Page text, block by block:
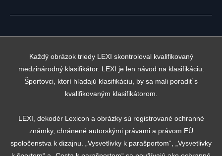
Každý obrázok triedy LEXI skontroloval kvalifikovaný
medzinárodný klasifikátor. LEXI je len návod na klasifikáciu.
Športovci, ktorí hľadajú klasifikáciu, by sa mali poradiť s
kvalifikovaným klasifikátorom.
LEXI, dekodér Lexicon a obrázky sú registrované ochranné
známky, chránené autorskými právami a právom EÚ
spoločenstva k dizajnu. „Vysvetlivky k parašportom“, „Vysvetlivky